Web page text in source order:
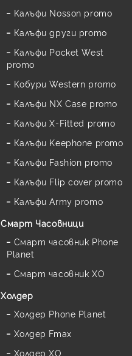
Калъфи Nosson promo
Калъфи други promo
Калъфи Pocket West
promo
Кобури Western promo
Калъфи NX Case promo
Калъфи X-Fitted promo
Калъфи Keephone promo
Калъфи Fashion promo
Калъфи Flip cover promo
Калъфи Army promo
Смарт Часовници
Смарт часовник Phone
Planet
Смарт часовник XO
Холдер
Холдер Phone Planet
Холдер Fmax
Холдер XO